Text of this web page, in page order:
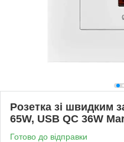
Розетка зі швидким
65W, USB QC 36W
Готово до відправки